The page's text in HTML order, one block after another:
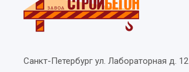
Санкт-Петербург ул. Лабораторная д. 12